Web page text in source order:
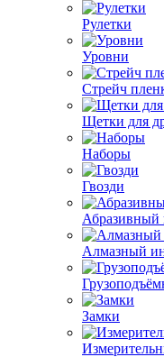
Рулетки
Уровни
Стрейч
Щетки для
Наборы
Гвозди
Абразивный
Алмазный
Замки